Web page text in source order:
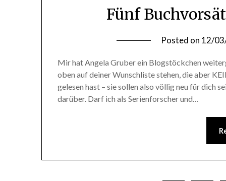
Fünf
Posted on 12/
Mir hat Angela Gruber ein Blogstöckchen
oben auf deiner Wunschliste stehen, die aber
gelesen hast – sie sollen also völlig neu für dich
darüber. Darf ich als Serienforscher und…